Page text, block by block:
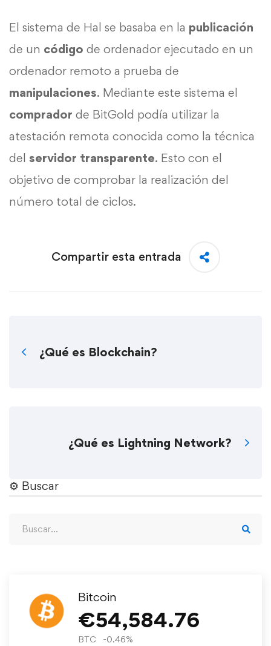
El sistema de Hal se basaba en la publicación
de un código de ordenador ejecutado en un
ordenador remoto a prueba de
manipulaciones. Mediante este sistema el
comprador de BitGold podía utilizar la
atestación remota conocida como la técnica
del servidor transparente. Esto con el
objetivo de comprobar la realización del
número total de ciclos.
Compartir esta entrada
¿Qué es Blockchain?
¿Qué es Lightning Network?
⚙︎ Buscar
Bitcoin
€54,584.76
BTC -0.46%